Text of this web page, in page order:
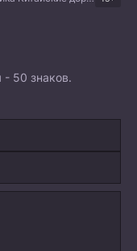
50 знаков.